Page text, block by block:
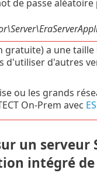
de passe
gratuite) a une
d'autres
ou les grands
On-Prem avec
un serveur
intégré de